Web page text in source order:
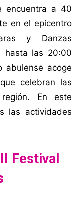
encuentra a 40
en el epicentro
y Danzas
hasta las 20:00
abulense acoge
celebran las
En este
las actividades
Festival